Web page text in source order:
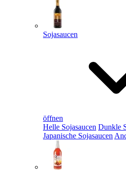
Sojasaucen
öffnen
Helle Sojasaucen Dunkle
Japanische Sojasaucen